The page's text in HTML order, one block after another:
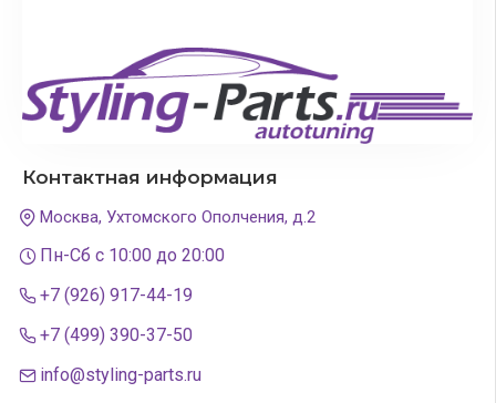
Контактная информация
Москва, Ухтомского Ополчения, д.2
Пн-Сб с 10:00 до 20:00
+7 (926) 917-44-19
+7 (499) 390-37-50
info@styling-parts.ru